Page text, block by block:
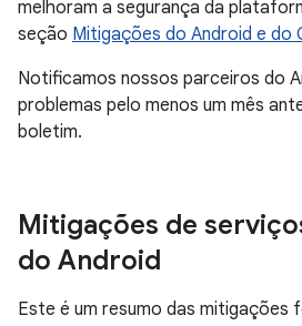
melhoram a segurança da
seção Mitigações do Android e do
Notificamos nossos parceiros do
problemas pelo menos um mês
boletim.
Mitigações de
do Android
Este é um resumo das mitigações